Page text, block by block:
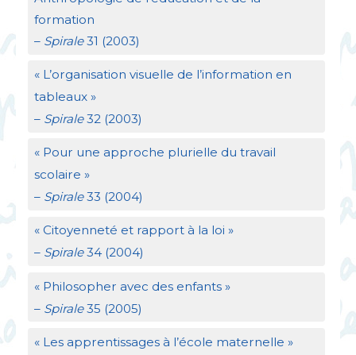
formation
– Spirale31 (2003)
« L’organisation visuelle de l’information en
tableaux »
– Spirale32 (2003)
« Pour une approche plurielle du travail
scolaire »
– Spirale33 (2004)
« Citoyenneté et rapport à la loi »
– Spirale34 (2004)
« Philosopher avec des enfants »
– Spirale35 (2005)
« Les apprentissages à l’école maternelle »